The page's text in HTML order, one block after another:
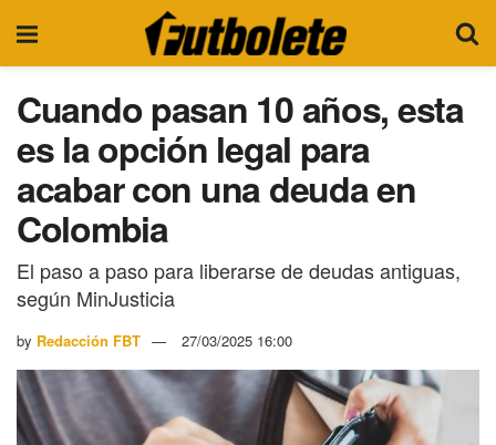
Cuando pasan 10 años, esta
es la opción legal para
acabar con una deuda en
Colombia
El paso a paso para liberarse de deudas antiguas,
según MinJusticia
by Redacción FBT 27/03/2025 16:00